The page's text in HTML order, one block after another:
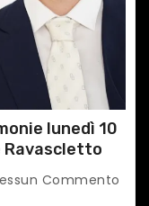
lunedì 10
Ravascletto
Commento